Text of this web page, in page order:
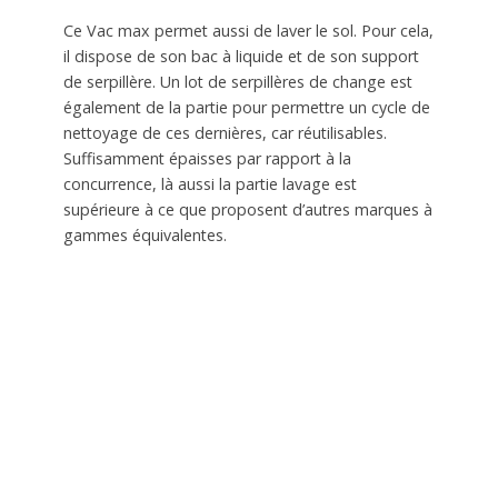
Ce Vac max permet aussi de laver le sol. Pour cela,
il dispose de son bac à liquide et de son support
de serpillère. Un lot de serpillères de change est
également de la partie pour permettre un cycle de
nettoyage de ces dernières, car réutilisables.
Suffisamment épaisses par rapport à la
concurrence, là aussi la partie lavage est
supérieure à ce que proposent d’autres marques à
gammes équivalentes.